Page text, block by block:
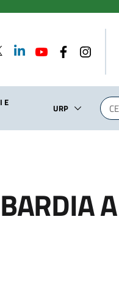
E
URP
A